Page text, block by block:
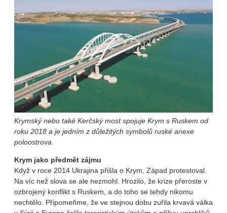
Krymský nebo také Kerčský most spojuje Krym s Ruskem od
roku 2018 a je jedním z důležitých symbolů ruské anexe
poloostrova.
Krym jako předmět zájmu
Když v roce 2014 Ukrajina přišla o Krym, Západ protestoval.
Na víc než slova se ale nezmohl. Hrozilo, že krize přeroste v
ozbrojený konflikt s Ruskem, a do toho se tehdy nikomu
nechtělo. Připomeňme, že ve stejnou dobu zuřila krvavá válka